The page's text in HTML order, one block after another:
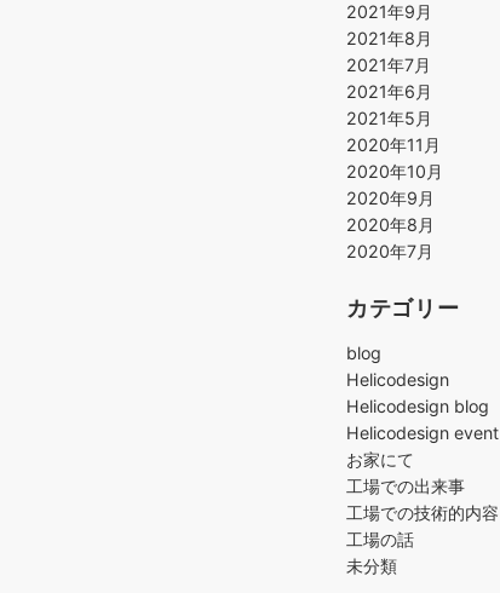
2021年9月
2021年8月
2021年7月
2021年6月
2021年5月
2020年11月
2020年10月
2020年9月
2020年8月
2020年7月
カテゴリー
blog
Helicodesign
Helicodesign blog
Helicodesign event
お家にて
工場での出来事
工場での技術的内容
工場の話
未分類